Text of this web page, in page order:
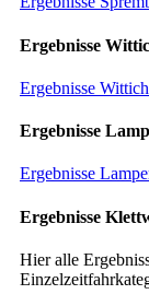
Ergebnisse
Ergebnisse
Ergebnisse
Ergebnisse
Ergebnisse
Hier alle